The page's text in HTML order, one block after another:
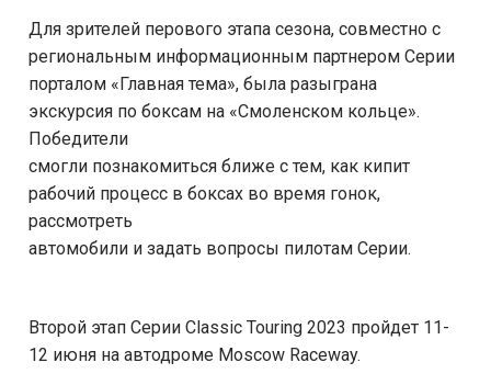
Для зрителей перового этапа сезона, совместно с
региональным информационным партнером Серии
порталом «Главная тема», была разыграна
экскурсия по боксам на «Смоленском кольце».
Победители
смогли познакомиться ближе с тем, как кипит
рабочий процесс в боксах во время гонок,
рассмотреть
автомобили и задать вопросы пилотам Серии.
Второй этап Серии Classic Touring 2023 пройдет 11-
12 июня на автодроме Moscow Raceway.